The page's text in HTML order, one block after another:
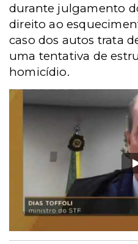
durante julgamento
direito ao
caso dos autos trata
uma tentativa de
homicídio.